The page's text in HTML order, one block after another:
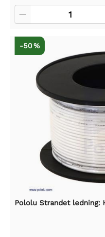
-50 %
Pololu Strandet ledning: